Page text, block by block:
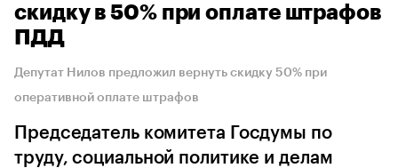
скидку в 50% при оплате штрафов
ПДД
Депутат Нилов предложил вернуть скидку 50% при
оперативной оплате штрафов
Председатель комитета Госдумы по
труду, социальной политике и делам